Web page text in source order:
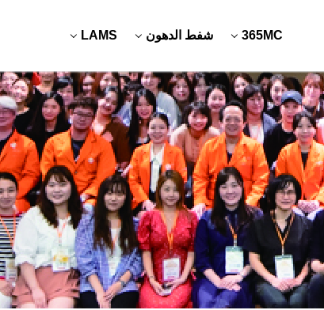
365MC شفط الدهون LAMS